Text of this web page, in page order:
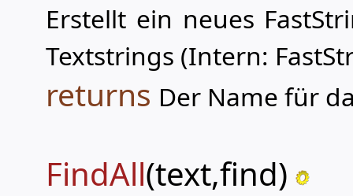
Erstellt ein neues
Textstrings (Intern:
returns Der Name für
FindAll(text,find)